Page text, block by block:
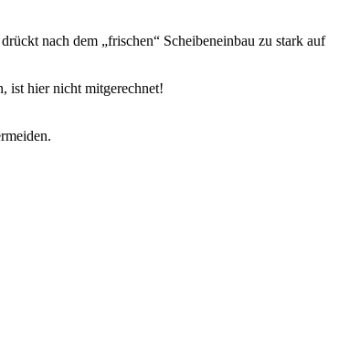
nach dem „frischen“ Scheibeneinbau zu stark auf
ist hier nicht mitgerechnet!